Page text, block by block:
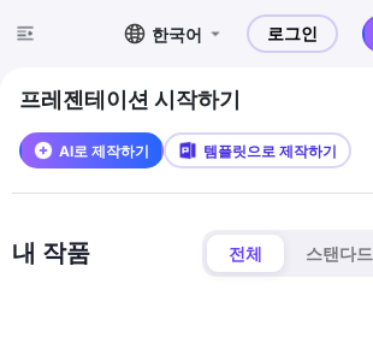
한국어 로그인
프레젠테이션 시작하기
AI로 제작하기 템플릿으로 제작하기
내 작품 전체 스탠다드